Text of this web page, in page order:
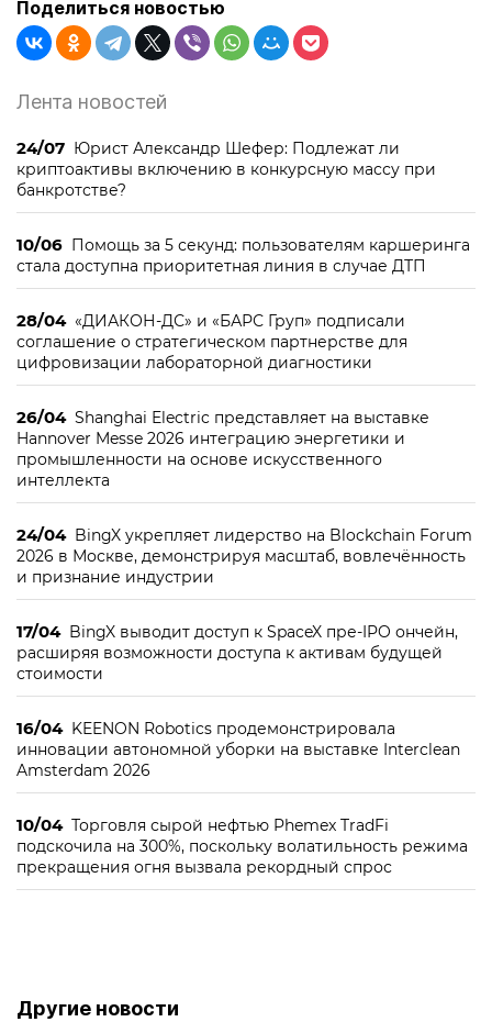
Поделиться новостью
Лента новостей
24/07 Юрист Александр Шефер: Подлежат ли
криптоактивы включению в конкурсную массу при
банкротстве?
10/06 Помощь за 5 секунд: пользователям каршеринга
стала доступна приоритетная линия в случае ДТП
28/04 «ДИАКОН-ДС» и «БАРС Груп» подписали
соглашение о стратегическом партнерстве для
цифровизации лабораторной диагностики
26/04 Shanghai Electric представляет на выставке
Hannover Messe 2026 интеграцию энергетики и
промышленности на основе искусственного
интеллекта
24/04 BingX укрепляет лидерство на Blockchain Forum
2026 в Москве, демонстрируя масштаб, вовлечённость
и признание индустрии
17/04 BingX выводит доступ к SpaceX пре-IPO ончейн,
расширяя возможности доступа к активам будущей
стоимости
16/04 KEENON Robotics продемонстрировала
инновации автономной уборки на выставке Interclean
Amsterdam 2026
10/04 Торговля сырой нефтью Phemex TradFi
подскочила на 300%, поскольку волатильность режима
прекращения огня вызвала рекордный спрос
Другие новости